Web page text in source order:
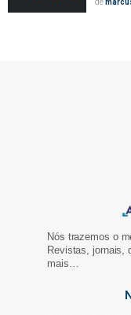
Nós trazemos o
Revistas, jornais,
mais…